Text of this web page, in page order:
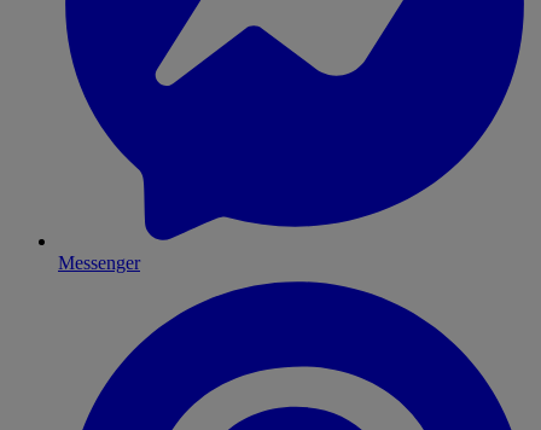
Messenger